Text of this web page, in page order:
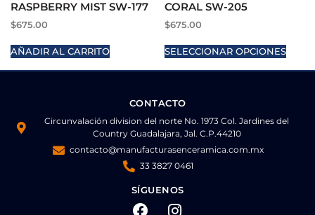
RASPBERRY MIST SW-177
$675.00
AÑADIR AL CARRITO
CORAL SW-205
$675.00
SELECCIONAR OPCIONES
CONTACTO
Circunvalación division del norte No. 1973 Col. Jardines del
Country Guadalajara, Jal. C.P.44210
contacto@manufacturasenceramica.com.mx
33 3827 0461
SÍGUENOS